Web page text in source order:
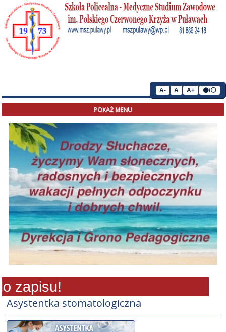
POKAŻ MENU
zapisu!
Asystentka stomatologiczna
A- A A+ ⚫/⚪